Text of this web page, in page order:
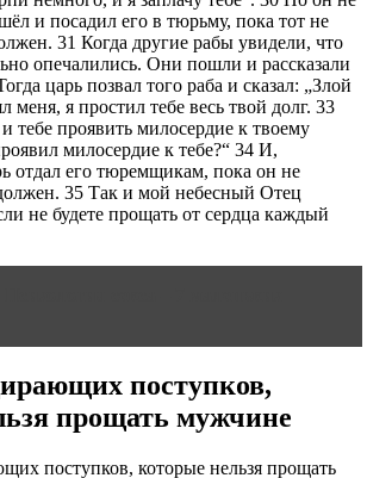
и посадил его в тюрьму, пока тот не
31 Когда другие рабы увидели, что
опечалились. Они пошли и рассказали
царь позвал того раба и сказал: „Злой
меня, я простил тебе весь твой долг. 33
тебе проявить милосердие к твоему
милосердие к тебе?“ 34 И,
отдал его тюремщикам, пока он не
35 Так и мой небесный Отец
не будете прощать от сердца каждый
поступков,
прощать мужчине